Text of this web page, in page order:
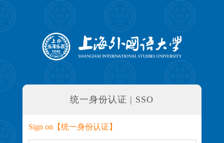
统一身份认证 | SSO
Sign on【统一身份认证 】